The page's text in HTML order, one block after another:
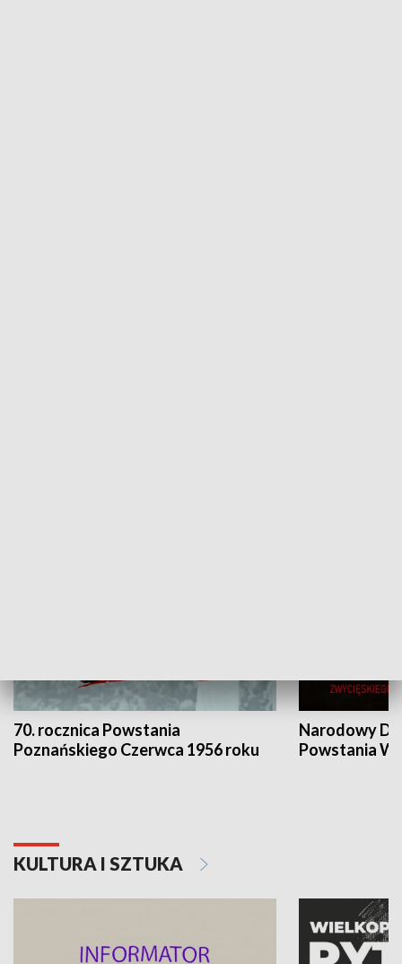
70. rocznica Powstania
Poznańskiego Czerwca 1956 roku
Narodowy
Powstania
KULTURA I SZTUKA